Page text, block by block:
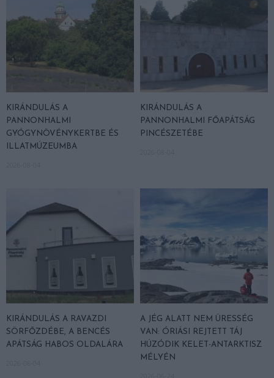
KIRÁNDULÁS A
PANNONHALMI
GYÓGYNÖVÉNYKERTBE ÉS
ILLATMÚZEUMBA
KIRÁNDULÁS A
PANNONHALMI FŐAPÁTSÁG
PINCÉSZETÉBE
KIRÁNDULÁS A RAVAZDI
SÖRFŐZDÉBE, A BENCÉS
APÁTSÁG HABOS OLDALÁRA
A JÉG ALATT NEM ÜRESSÉG
VAN: ÓRIÁSI REJTETT TÁJ
HÚZÓDIK KELET-ANTARKTISZ
MÉLYÉN